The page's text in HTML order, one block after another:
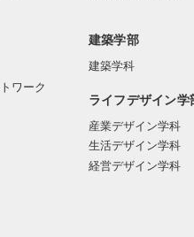
ワーク
建築学部
建築学科
ライフデザイン学
産業デザイン学科
生活デザイン学科
経営デザイン学科